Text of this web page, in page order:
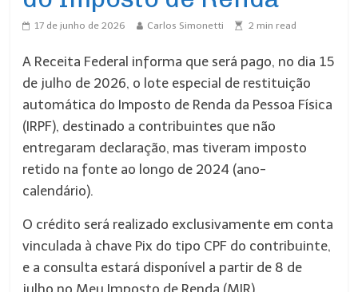
17 de junho de 2026 Carlos Simonetti 2 min read
A Receita Federal informa que será pago, no dia 15
de julho de 2026, o lote especial de restituição
automática do Imposto de Renda da Pessoa Física
(IRPF), destinado a contribuintes que não
entregaram declaração, mas tiveram imposto
retido na fonte ao longo de 2024 (ano-
calendário).
O crédito será realizado exclusivamente em conta
vinculada à chave Pix do tipo CPF do contribuinte,
e a consulta estará disponível a partir de 8 de
julho no Meu Imposto de Renda (MIR).